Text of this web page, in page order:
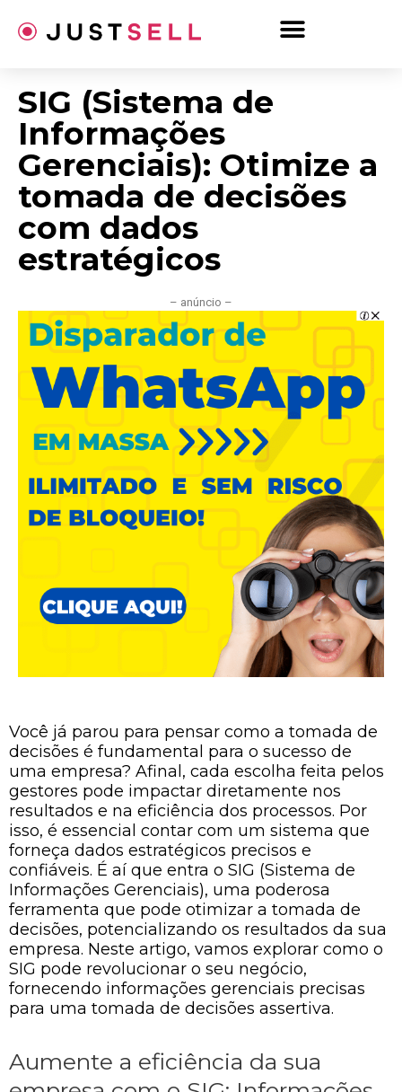
para
SIG (Sistema de
Informações
Gerenciais): Otimize a
tomada de decisões
com dados
estratégicos
– anúncio –
Você já parou para pensar como a tomada de
decisões é fundamental para o sucesso de
uma empresa? Afinal, cada escolha feita pelos
gestores pode impactar diretamente nos
resultados e na eficiência dos processos. Por
isso, é essencial contar com um sistema que
forneça dados estratégicos precisos e
confiáveis. É aí que entra o SIG (Sistema de
Informações Gerenciais), uma poderosa
ferramenta que pode otimizar a tomada de
decisões, potencializando os resultados da sua
empresa. Neste artigo, vamos explorar como o
SIG pode revolucionar o seu negócio,
fornecendo informações gerenciais precisas
para uma tomada de decisões assertiva.
Aumente a eficiência da sua